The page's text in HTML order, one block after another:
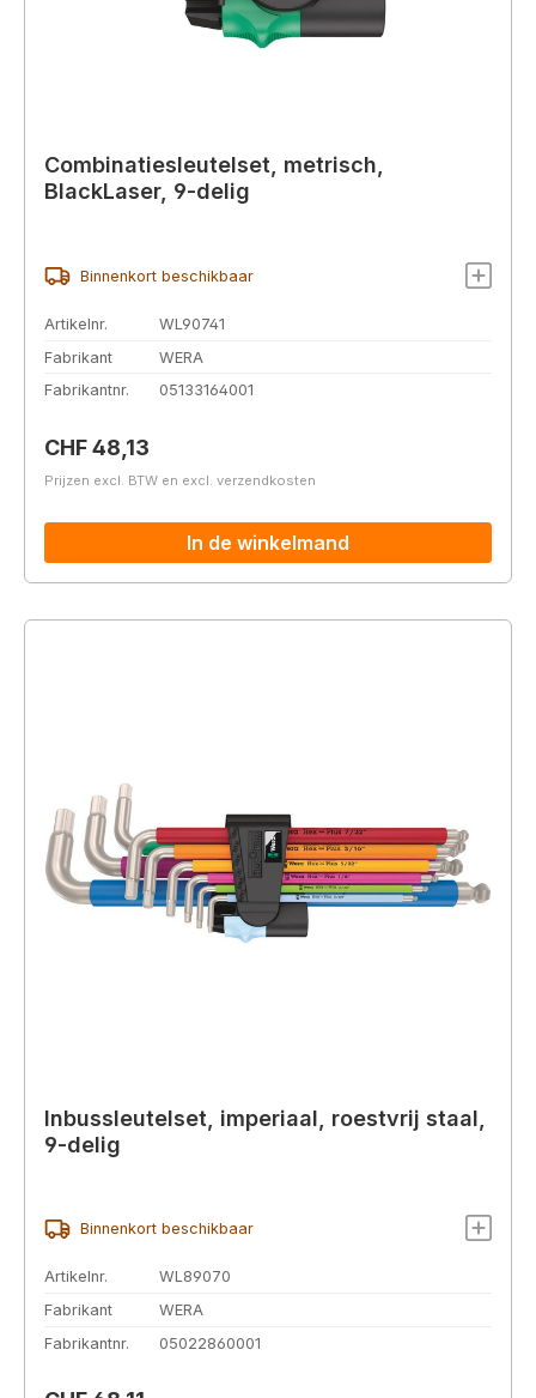
Combinatiesleutelset, metrisch,
BlackLaser, 9-delig
Binnenkort beschikbaar
Artikelnr.
WL90741
Fabrikant
WERA
Fabrikantnr.
05133164001
Normale prijs:
CHF 48,13
Prijzen excl. BTW en excl. verzendkosten
In de winkelmand
Inbussleutelset, imperiaal, roestvrij staal,
9-delig
Binnenkort beschikbaar
Artikelnr.
WL89070
Fabrikant
WERA
Fabrikantnr.
05022860001